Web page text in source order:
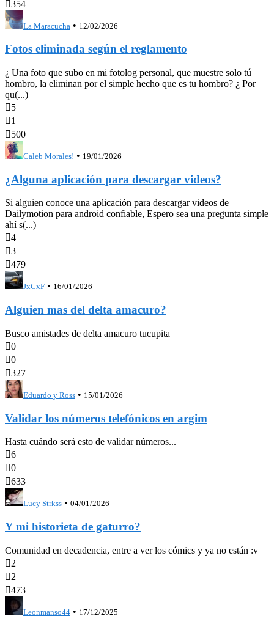
354
La Maracucha • 12/02/2026
Fotos eliminada según el reglamento
¿ Una foto que subo en mi fotolog personal, que muestre solo tú
hombro, la eliminan por el simple hecho que es tu hombro? ¿ Por
qu(...)
5
1
500
Caleb Morales! • 19/01/2026
¿Alguna aplicación para descargar videos?
Si alguien conoce una aplicación para descargar videos de
Dailymotion para android confiable, Espero sea una pregunta simple
ahí s(...)
4
3
479
JxCxF • 16/01/2026
Alguien mas del delta amacuro?
Busco amistades de delta amacuro tucupita
0
0
327
Eduardo y Ross • 15/01/2026
Validar los números telefónicos en argim
Hasta cuándo será esto de validar números...
6
0
633
Lucy Strkss • 04/01/2026
Y mi historieta de gaturro?
Comunidad en decadencia, entre a ver los cómics y ya no están :v
2
2
473
Leonmanso44 • 17/12/2025